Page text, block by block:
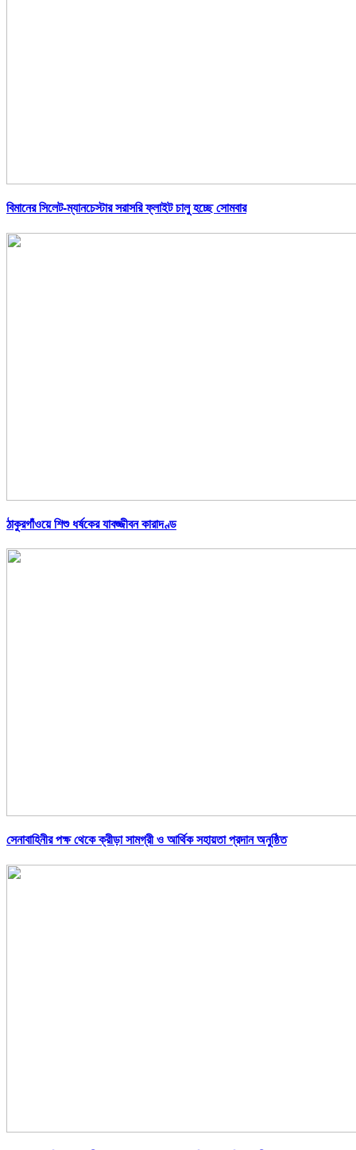
বিমানের সিলেট-ম্যানচেস্টার সরাসরি ফ্লাইট চালু হচ্ছে সোমবার
ঠাকুরগাঁওয়ে শিশু ধর্ষকের যাবজ্জীবন কারাদণ্ড
সেনাবাহিনীর পক্ষ থেকে ক্রীড়া সামগ্রী ও আর্থিক সহায়তা প্রদান অনুষ্ঠিত